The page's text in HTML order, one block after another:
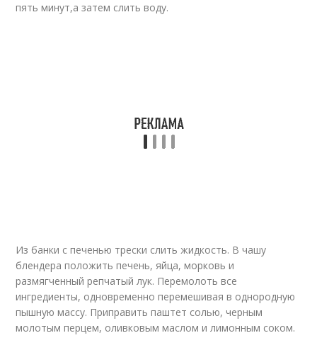
пять минут,а затем слить воду.
Из банки с печенью трески слить жидкость. В чашу
блендера положить печень, яйца, морковь и
размягченный репчатый лук. Перемолоть все
ингредиенты, одновременно перемешивая в однородную
пышную массу. Приправить паштет солью, черным
молотым перцем, оливковым маслом и лимонным соком.